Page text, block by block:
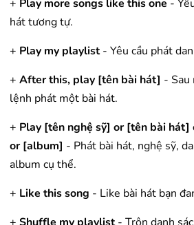
+ Play more songs like this one -
hát tương tự.
+ Play my playlist- Yêu cầu phát
+ After this, play [tên bài hát] - Sau
lệnh phát một bài hát.
+ Play [tên nghệ sỹ] or [tên bài hát]
or [album] - Phát bài hát, nghệ sỹ,
album cụ thể.
+ Like this song - Like bài hát bạn